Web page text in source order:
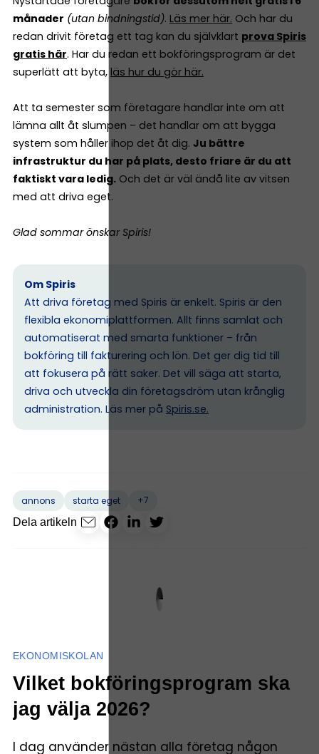
månader (utan bindningstid). Läs mer här. Och har du
redan drivit företag ett tag kan du självklart prova Spiris
gratis här. Har du redan ett bokföringsprogram är det
superlätt att byta, läs hur du gör här.
Att ta semester som företagare handlar inte om att
lämna allt åt slumpen – det handlar om att bygga
system som håller ihop det åt dig. Ju bättre
infrastruktur du har på plats, desto friare är du att
faktiskt vara ledig. Och det är väl ändå lite av vitsen
med att driva eget.
Glad sommar önskar Spiris!
Om Spiris
Att driva företag med Spiris är enkelt. Spiris är den
flexibla ekonomiplattformen. Allt finns samlat och
automatiserat med smarta funktioner – från
bokföring till fakturering och lön. Det ger dig tid till
att fokusera på rätt saker. Det vill säga att starta,
driva och utveckla din företagsdröm utan krånglig
administration. Läs mer på Spiris.se.
annons starta eget
+7
Dela artikeln
EKONOMISKOLAN
Vilket bokföringsprogram ska
jag välja 2026?
I dag använder nästan alla företag någon